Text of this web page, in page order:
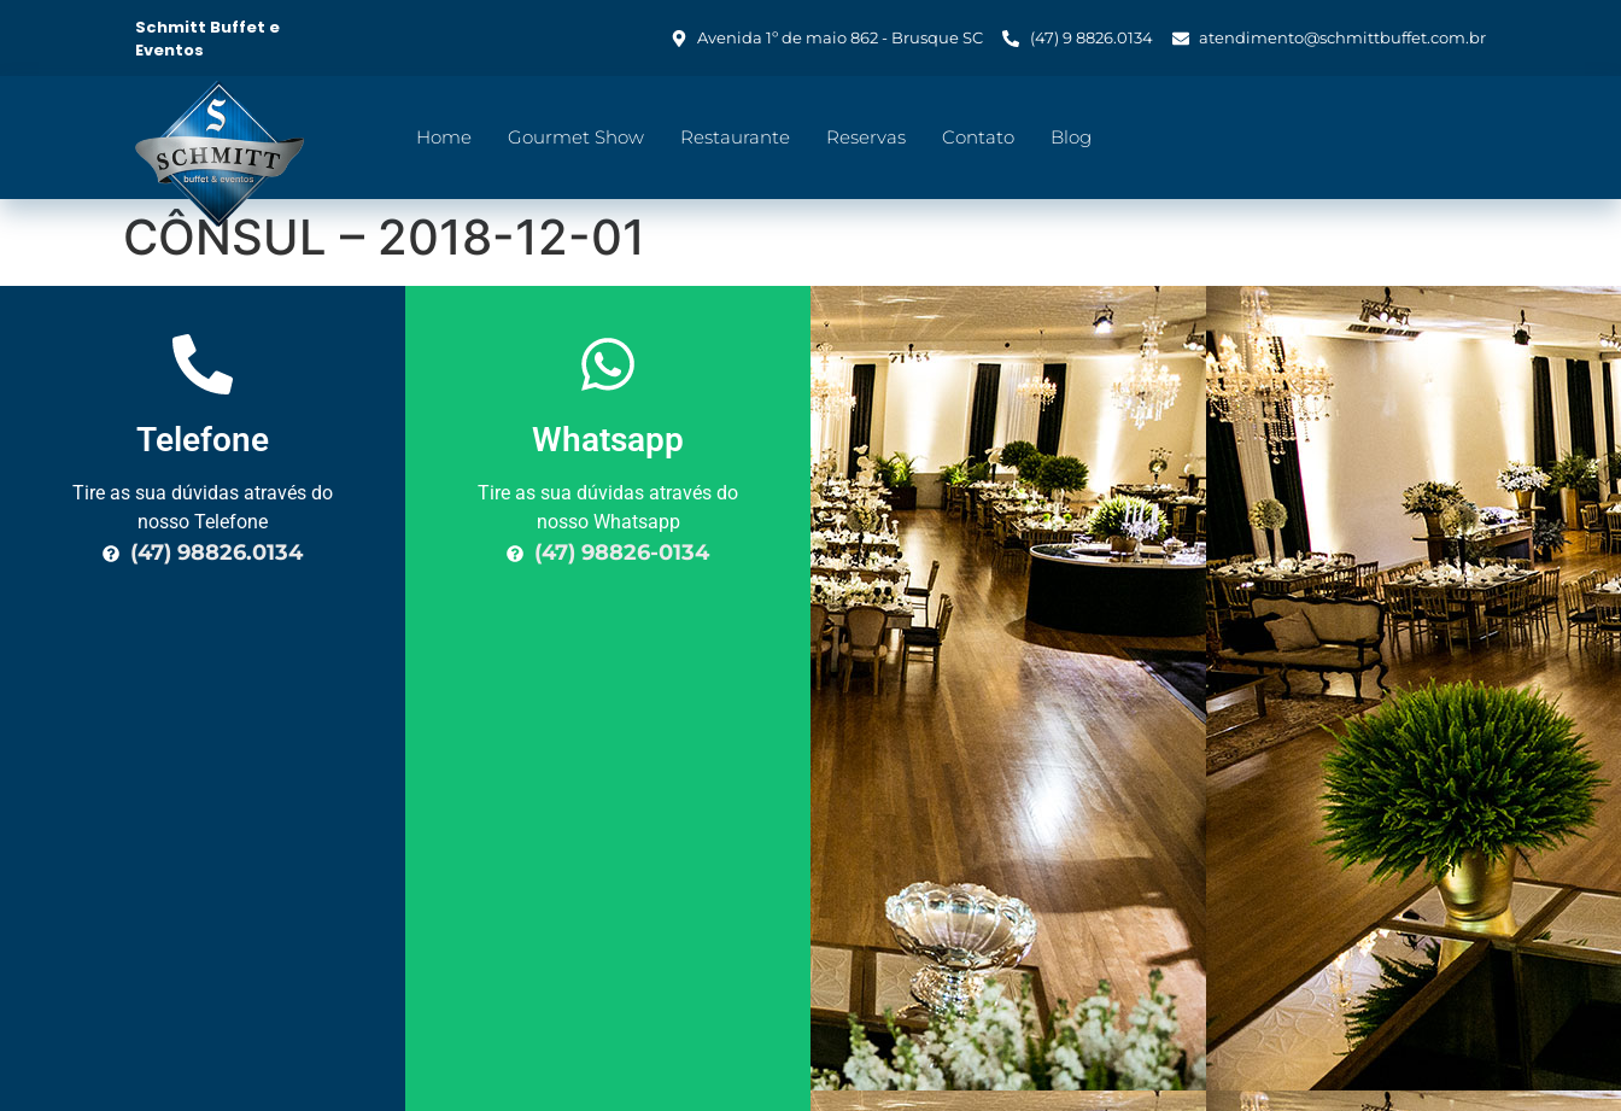
Schmitt Buffet e
Eventos
Avenida 1º de maio 862 - Brusque SC (47) 9 8826.0134 atendimento@schmittbuffet.com.br
Home Gourmet Show Restaurante Reservas Contato Blog
CÔNSUL – 2018-12-01
Telefone
Tire as sua dúvidas através do
nosso Telefone
(47) 98826.0134
Whatsapp
Tire as sua dúvidas através do
nosso Whatsapp
(47) 98826-0134